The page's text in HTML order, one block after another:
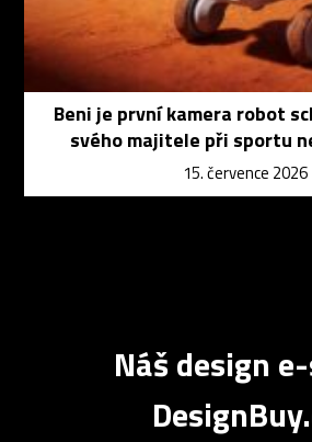
Beni je první kamera robot
svého majitele při sportu
15. července 2026
Náš design